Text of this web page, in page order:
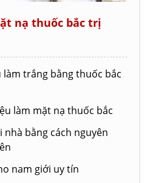
nạ thuốc bắc trị
làm trắng bằng thuốc bắc
làm mặt nạ thuốc bắc
bằng cách nguyên
nam giới uy tín